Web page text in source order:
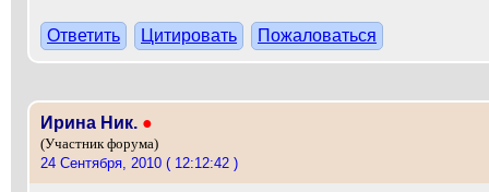
Ответить Цитировать Пожаловаться
Ирина Ник. ●
(Участник форума)
24 Сентября, 2010 ( 12:12:42 )